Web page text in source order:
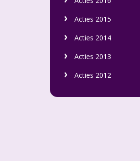
Acties 2015
Acties 2014
Acties 2013
Acties 2012